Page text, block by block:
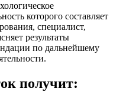
которого составляет
специалист,
результаты
по дальнейшему
получит: